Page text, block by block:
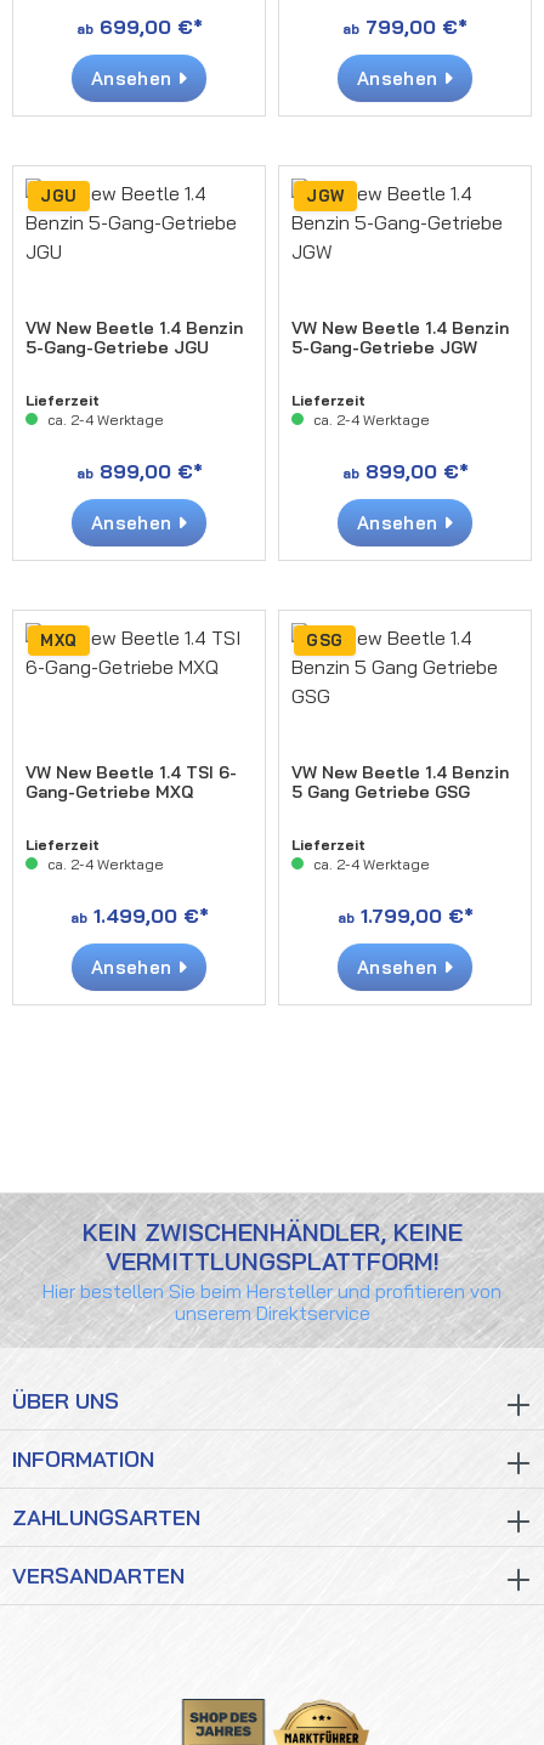
ab699,00 €*
Ansehen
ab 799,00 €*
Ansehen
JGU
VW New Beetle 1.4 Benzin
5-Gang-Getriebe JGU
Lieferzeit
ca. 2-4 Werktage
ab899,00 €*
Ansehen
JGW
VW New Beetle 1.4 Benzin
5-Gang-Getriebe JGW
Lieferzeit
ca. 2-4 Werktage
ab899,00 €*
Ansehen
MXQ
VW New Beetle 1.4 TSI 6-
Gang-Getriebe MXQ
Lieferzeit
ca. 2-4 Werktage
ab1.499,00 €*
Ansehen
GSG
VW New Beetle 1.4 Benzin
5 Gang Getriebe GSG
Lieferzeit
ca. 2-4 Werktage
ab1.799,00 €*
Ansehen
KEIN ZWISCHENHÄNDLER, KEINE
VERMITTLUNGSPLATTFORM!
Hier bestellen Sie beim Hersteller und profitieren von
unserem Direktservice
ÜBER UNS
INFORMATION
ZAHLUNGSARTEN
VERSANDARTEN